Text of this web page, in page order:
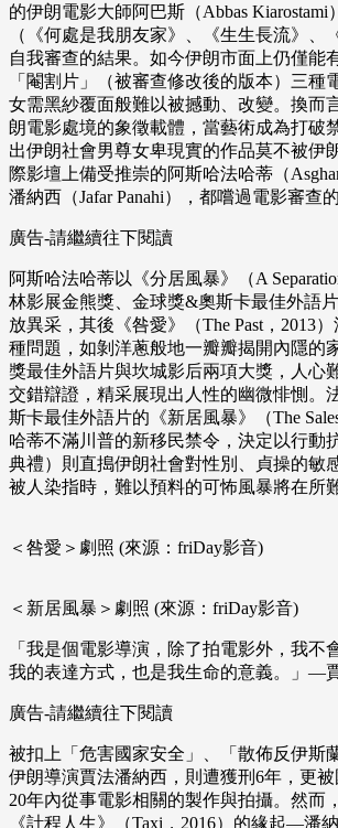
的伊朗電影大師阿巴斯（Abbas Kiarostami
（《何處是我朋友家》、《生生長流》、
自我審查的結果。如今伊朗市面上仍僅能
「閹割片」（被審查修改後的版本）三種
女需黑紗覆面般難以被撼動、改變。換而
朗電影處境的象徵載體，當藝術成為打破
出伊朗社會男尊女卑現實的作品莫不被伊
際影壇上備受推崇的阿斯哈法哈蒂（
潘納西（Jafar Panahi），都嚐過電影審查
廣告-請繼續往下閱讀
阿斯哈法哈蒂以《分居風暴》（A
林影展金熊獎、金球獎&奧斯卡最佳外語
放異采，其後《咎愛》（The Past，2013
種問題，如剝洋蔥般地一瓣瓣揭開內隱的
獎最佳外語片與坎城影后兩項大獎，人心
交錯辯證，精采展現出人性的幽微悱惻。
斯卡最佳外語片的《新居風暴》（The
哈蒂不滿川普的新移民禁令，決定以行動
典禮）則直搗伊朗社會對性別、貞操的敏
被人染指時，難以預料的可怖風暴將在所
＜咎愛＞劇照 (來源：friDay影音)
＜新居風暴＞劇照 (來源：friDay影音)
「我是個電影導演，除了拍電影外，我不
我的表達方式，也是我生命的意義。」—
廣告-請繼續往下閱讀
被扣上「危害國家安全」、「散佈反伊斯
伊朗導演賈法潘納西，則遭獲刑6年，更
20年內從事電影相關的製作與拍攝。然而
《計程人生》（Taxi，2016）的緣起—潘